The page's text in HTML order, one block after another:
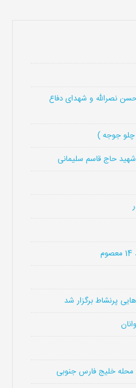
نصرالله و شهدای دفاع
حاج قاسم سلیمانی
پرنشاط برگزار شد
محله خلیج فارس جنوبی